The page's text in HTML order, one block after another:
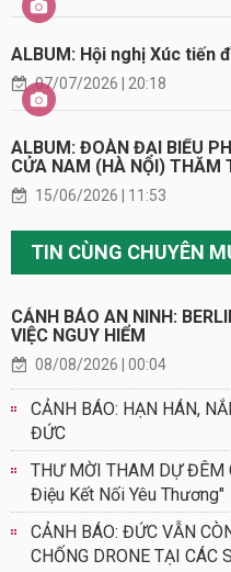
ALBUM: Hội nghị Xúc tiến
07/07/2026 | 20:18
ALBUM: ĐOÀN ĐẠI BIỂU
CỬA NAM (HÀ NỘI) THĂM
15/06/2026 | 11:53
TIN CÙNG CHUYÊN
CẢNH BÁO AN NINH:
VIỆC NGUY HIỂM
08/08/2026 | 00:04
CẢNH BÁO: HẠN HÁN,
ĐỨC
THƯ MỜI THAM DỰ ĐÊM
Điệu Kết Nối Yêu Thương"
CẢNH BÁO: ĐỨC VẪN
CHỐNG DRONE TẠI CÁC